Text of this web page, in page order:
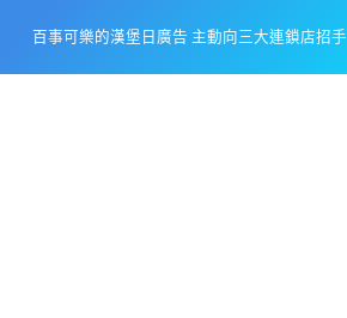
content
百事可樂的漢堡日廣告 主動向三大連鎖店招手